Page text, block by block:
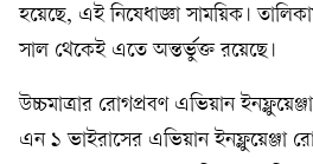
হয়েছে, এই নিষেধাজ্ঞা সাময়িক।
সাল থেকেই এতে অন্তর্ভুক্ত রয়েছে।
উচ্চমাত্রার রোগপ্রবণ এভিয়ান
এন ১ ভাইরাসের এভিয়ান ইনফ্লুয়েঞ্জা